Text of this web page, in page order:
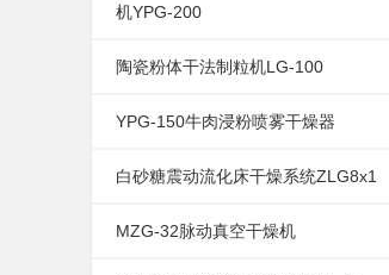
机YPG-200
陶瓷粉体干法制粒机LG-100
YPG-150牛肉浸粉喷雾干燥器
白砂糖震动流化床干燥系统ZLG8x1
MZG-32脉动真空干燥机